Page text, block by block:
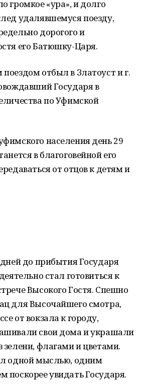
громкое «ура», и долго
удалявшемуся поезду,
дорогого и
его Батюшку-Царя.
отбыл в Златоуст и г.
Государя в
по Уфимской
населения день 29
в благоговейной его
от отцов к детям и
до прибытия Государя
стал готовиться к
Высокого Гостя. Спешно
для Высочайшего смотра,
от вокзала к городу,
свои дома и украшали
флагами и цветами.
одной мыслью, одним
поскорее увидать Государя.